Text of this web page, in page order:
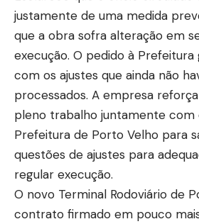
justamente de uma medida
que a obra sofra alteração em
execução. O pedido à Prefeitura
com os ajustes que ainda não
processados. A empresa
pleno trabalho juntamente com
Prefeitura de Porto Velho para
questões de ajustes para
regular execução.
O novo Terminal Rodoviário de
contrato firmado em pouco